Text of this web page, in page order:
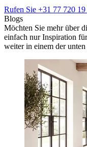
Rufen Sie +31 77 720 19
Blogs
Möchten Sie mehr über
einfach nur Inspiration
weiter in einem der